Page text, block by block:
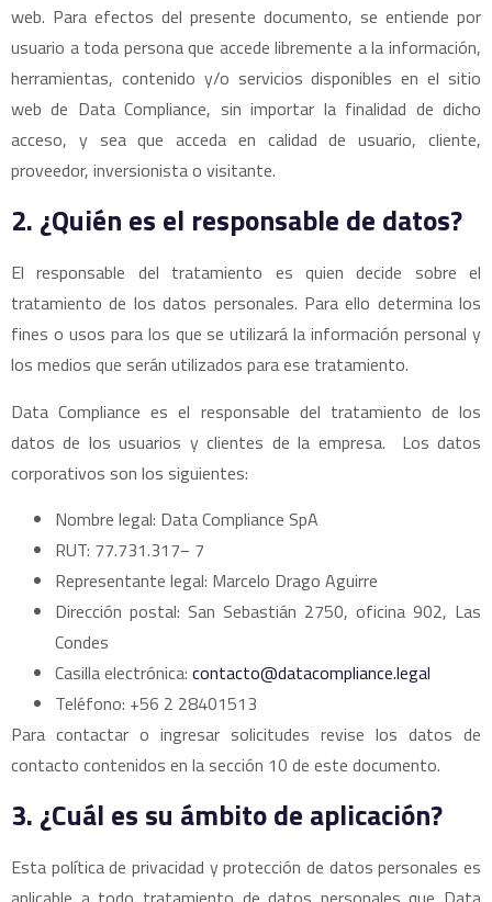
web. Para efectos del presente documento, se entiende por
usuario a toda persona que accede libremente a la información,
herramientas, contenido y/o servicios disponibles en el sitio
web de Data Compliance, sin importar la finalidad de dicho
acceso, y sea que acceda en calidad de usuario, cliente,
proveedor, inversionista o visitante.
2. ¿Quién es el responsable de datos?
El responsable del tratamiento es quien decide sobre el
tratamiento de los datos personales. Para ello determina los
fines o usos para los que se utilizará la información personal y
los medios que serán utilizados para ese tratamiento.
Data Compliance es el responsable del tratamiento de los
datos de los usuarios y clientes de la empresa. Los datos
corporativos son los siguientes:
Nombre legal: Data Compliance SpA
RUT: 77.731.317− 7
Representante legal: Marcelo Drago Aguirre
Dirección postal: San Sebastián 2750, oficina 902, Las
Condes
Casilla electrónica: contacto@datacompliance.legal
Teléfono: +56 2 28401513
Para contactar o ingresar solicitudes revise los datos de
contacto contenidos en la sección 10 de este documento.
3. ¿Cuál es su ámbito de aplicación?
Esta política de privacidad y protección de datos personales es